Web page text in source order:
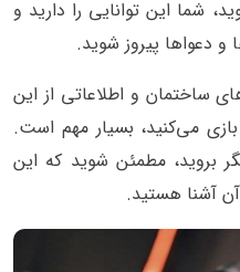
شما این توانایی را دارید و
و دعوا‌ها پیروز شوید.
ساختمان و اطلاعاتی از این
می‌کنید، بسیار مهم است.
بروید، مطمئن شوید که این
آن آشنا هستید.